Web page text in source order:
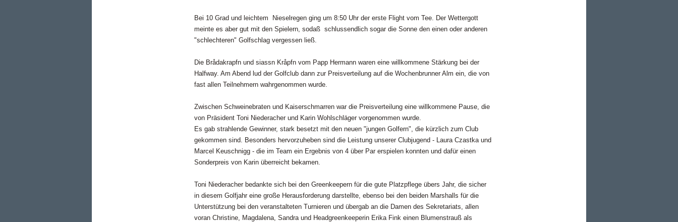
Bei 10 Grad und leichtem Nieselregen ging um 8:50 Uhr der erste Flight vom Tee. Der Wettergott
meinte es aber gut mit den Spielern, sodaß schlussendlich sogar die Sonne den einen oder anderen
"schlechteren" Golfschlag vergessen ließ.
Die Brådakrapfn und siassn Kråpfn vom Papp Hermann waren eine willkommene Stärkung bei der
Halfway. Am Abend lud der Golfclub dann zur Preisverteilung auf die Wochenbrunner Alm ein, die von
fast allen Teilnehmern wahrgenommen wurde.
Zwischen Schweinebraten und Kaiserschmarren war die Preisverteilung eine willkommene Pause, die
von Präsident Toni Niederacher und Karin Wohlschläger vorgenommen wurde.
Es gab strahlende Gewinner, stark besetzt mit den neuen "jungen Golfern", die kürzlich zum Club
gekommen sind. Besonders hervorzuheben sind die Leistung unserer Clubjugend - Laura Czastka und
Marcel Keuschnigg - die im Team ein Ergebnis von 4 über Par erspielen konnten und dafür einen
Sonderpreis von Karin überreicht bekamen.
Toni Niederacher bedankte sich bei den Greenkeepern für die gute Platzpflege übers Jahr, die sicher
in diesem Golfjahr eine große Herausforderung darstellte, ebenso bei den beiden Marshalls für die
Unterstützung bei den veranstalteten Turnieren und übergab an die Damen des Sekretariats, allen
voran Christine, Magdalena, Sandra und Headgreenkeeperin Erika Fink einen Blumenstrauß als